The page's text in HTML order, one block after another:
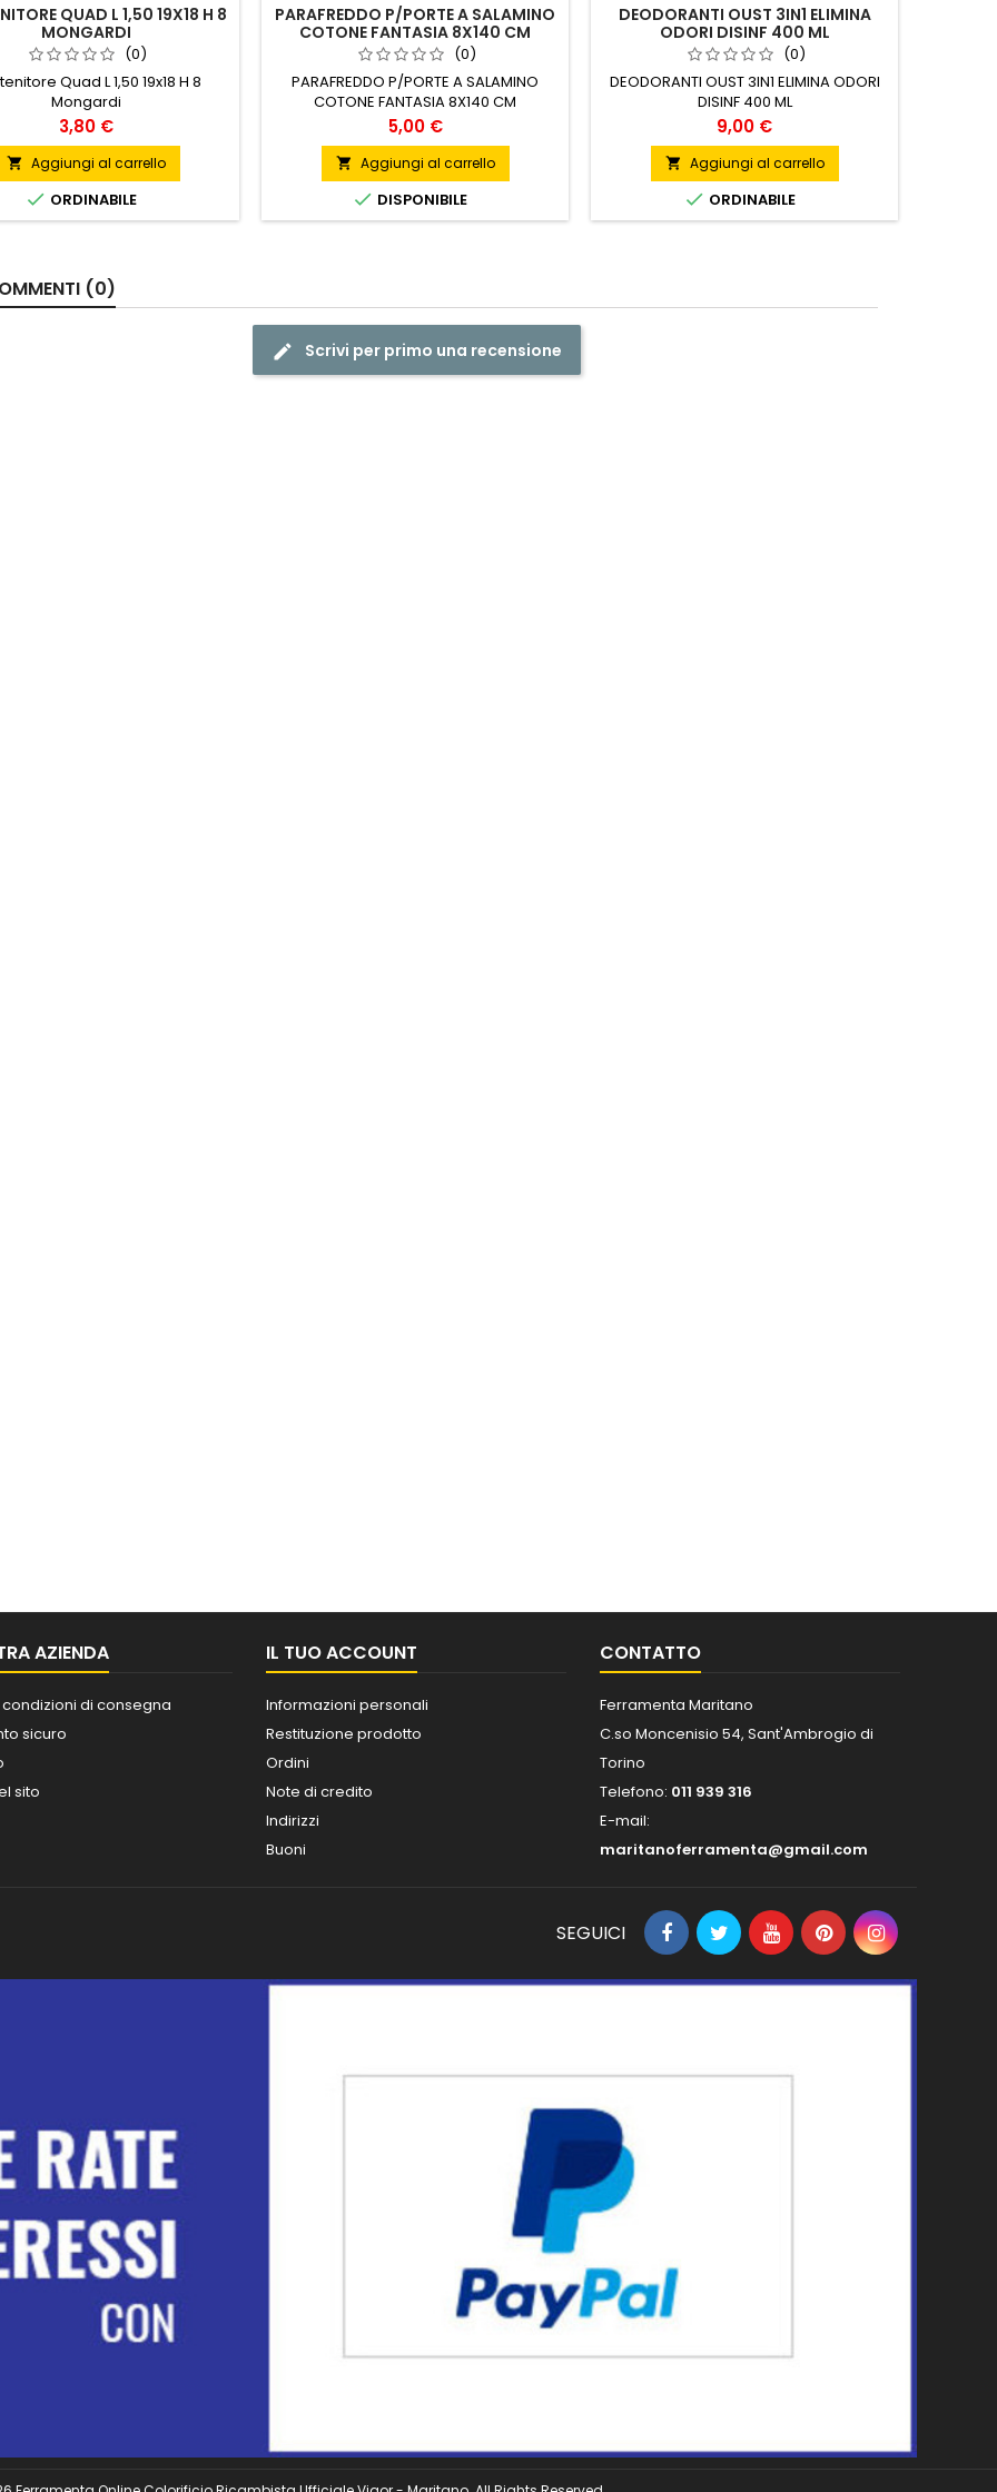
QUAD L 1,50 19X18 H 8
MONGARDI
(0)
Quad L 1,50 19x18 H 8
Mongardi
Prezzo
3,80 €
 Aggiungi al carrello
 ORDINABILE
PARAFREDDO P/PORTE A SALAMINO
COTONE FANTASIA 8X140 CM
(0)
PARAFREDDO P/PORTE A SALAMINO
COTONE FANTASIA 8X140 CM
Prezzo
5,00 €
 Aggiungi al carrello
 DISPONIBILE
DEODORANTI OUST 3IN1 ELIMINA
ODORI DISINF 400 ML
(0)
DEODORANTI OUST 3IN1 ELIMINA ODORI
DISINF 400 ML
Prezzo
9,00 €
 Aggiungi al carrello
 ORDINABILE
(0)
Scrivi per primo una recensione
AZIENDA
di consegna
sicuro
sito
IL TUO ACCOUNT
Informazioni personali
Restituzione prodotto
Ordini
Note di credito
Indirizzi
Buoni
CONTATTO
Ferramenta Maritano
C.so Moncenisio 54, Sant'Ambrogio di
Torino
Telefono: 011 939 316
E-mail:
maritanoferramenta@gmail.com
SEGUICI